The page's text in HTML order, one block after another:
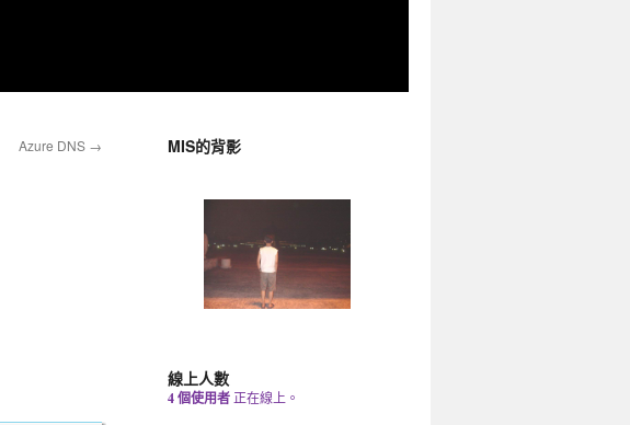
Azure DNS → MIS的背影
線上人數
4 個使用者 正在線上。